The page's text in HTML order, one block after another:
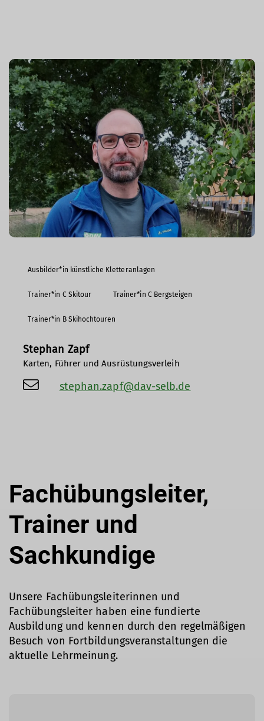
Ausbilder*in künstliche Kletteranlagen
Trainer*in C Skitour Trainer*in C Bergsteigen
Trainer*in B Skihochtouren
Stephan Zapf
Karten, Führer und Ausrüstungsverleih
stephan.zapf@dav-selb.de
Fachübungsleiter,
Trainer und
Sachkundige
Unsere Fachübungsleiterinnen und
Fachübungsleiter haben eine fundierte
Ausbildung und kennen durch den regelmäßigen
Besuch von Fortbildungsveranstaltungen die
aktuelle Lehrmeinung.